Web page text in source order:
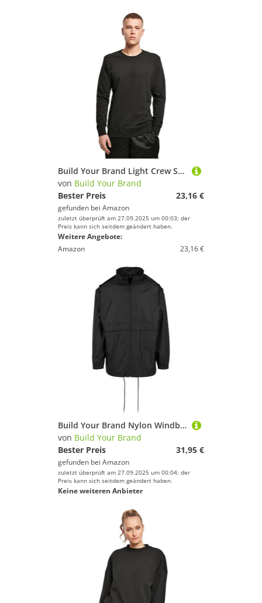
Build Your Brand Light Crew Sweatshirt, Größe:XXL, Farbe:Black
von Build Your Brand
Bester Preis
23,16 €
gefunden bei Amazon
zuletzt überprüft am 27.09.2025 um 00:03; der
Preis kann sich seitdem geändert haben.
Weitere Angebote:
Amazon
23,16 €
Build Your Brand Nylon Windbreaker - Farbe: Black - Größe: M
von Build Your Brand
Bester Preis
31,95 €
gefunden bei Amazon
zuletzt überprüft am 27.09.2025 um 00:04; der
Preis kann sich seitdem geändert haben.
Keine weiteren Anbieter